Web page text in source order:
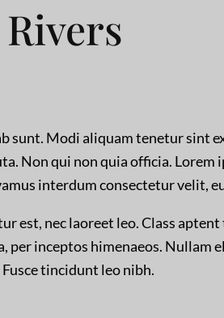
sunt. Modi aliquam tenetur sint
Non qui non quia officia.
interdum consectetur velit,
est, nec laoreet leo. Class
per inceptos himenaeos. Nullam
tincidunt leo nibh.